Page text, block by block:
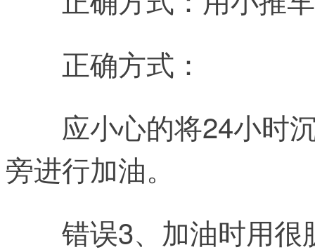
正确方式：
应小心的将24小时
旁进行加油。
错误3、加油时用